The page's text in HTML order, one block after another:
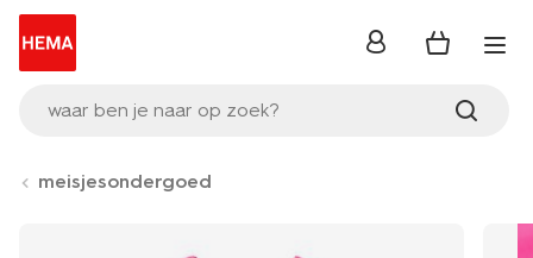
waar ben je naar op zoek?
inloggen
meisjesondergoed